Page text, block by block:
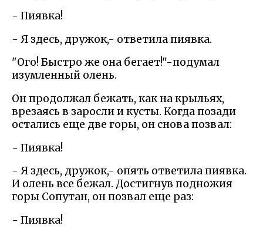
- Пиявка!
- Я здесь, дружок,- ответила пиявка.
"Ого! Быстро же она бегает!"-подумал
изумленный олень.
Он продолжал бежать, как на крыльях,
врезаясь в заросли и кусты. Когда позади
остались еще две горы, он снова позвал:
- Пиявка!
- Я здесь, дружок,- опять ответила пиявка.
И олень все бежал. Достигнув подножия
горы Сопутан, он позвал еще раз:
- Пиявка!